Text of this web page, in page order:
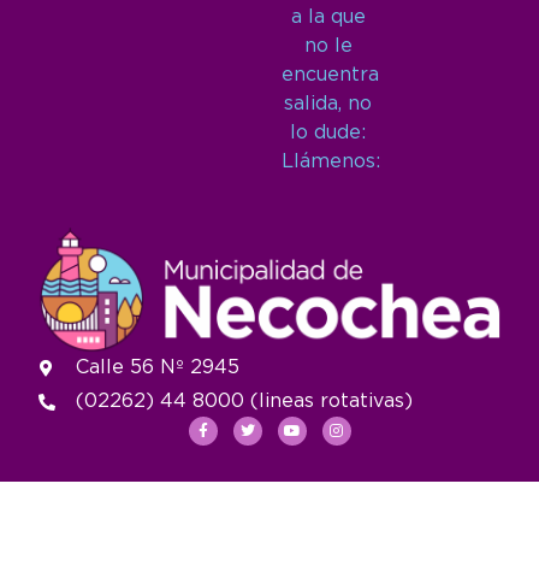
a la que
no le
encuentra
salida, no
lo dude:
Llámenos:
Calle 56 Nº 2945
(02262) 44 8000 (lineas rotativas)